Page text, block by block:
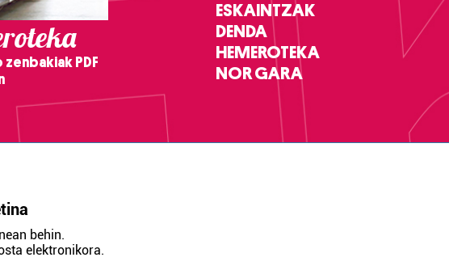
zenbakiak PDF
ESKAINTZAK
DENDA
HEMEROTEKA
NOR GARA
behin.
elektronikora.